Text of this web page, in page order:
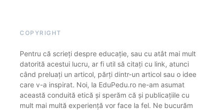
COPYRIGHT
Pentru că scrieți despre educație, sau cu atât mai mult
datorită acestui lucru, ar fi util să citați cu link, atunci
când preluați un articol, părți dintr-un articol sau o idee
care v-a inspirat. Noi, la EduPedu.ro ne-am asumat
această conduită etică și sperăm că și publicațiile cu
mult mai multă experiență vor face la fel. Ne bucurăm